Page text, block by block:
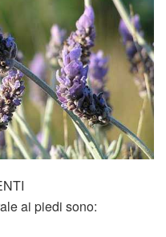
ai piedi sono: